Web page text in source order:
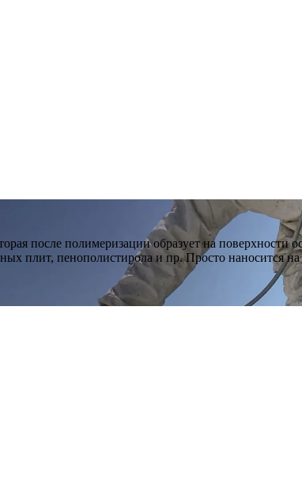
после полимеризации образует на поверхности
плит, пенополистирола и пр. Просто наносится